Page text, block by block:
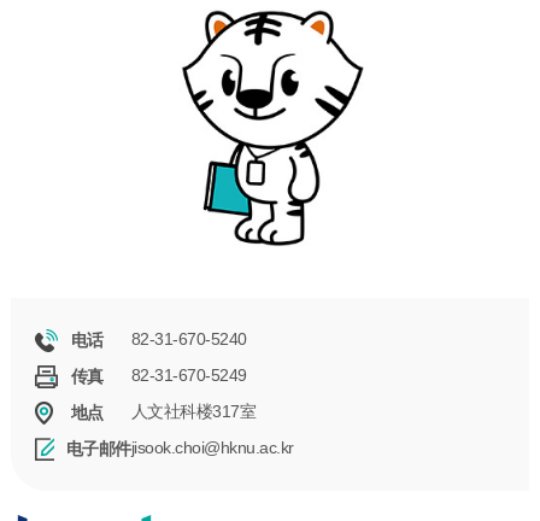
电话
82-31-670-5240
传真
82-31-670-5249
地点
人文社科楼317室
电子邮件jisook.choi@hknu.ac.kr